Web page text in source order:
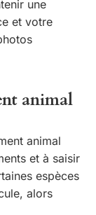
une
et votre
animal
animal
et à saisir
espèces
alors